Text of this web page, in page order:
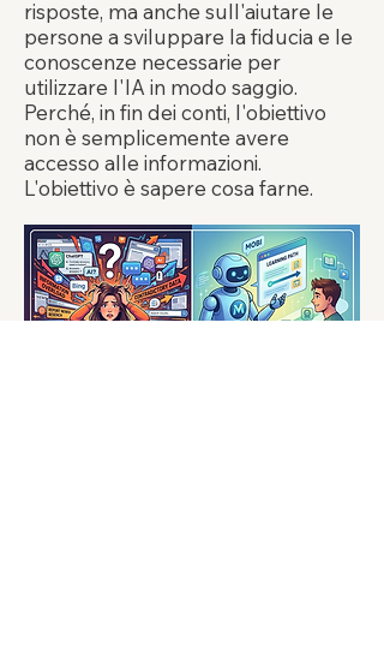
risposte, ma anche sull'aiutare le
persone a sviluppare la fiducia e le
conoscenze necessarie per
utilizzare l'IA in modo saggio.
Perché, in fin dei conti, l'obiettivo
non è semplicemente avere
accesso alle informazioni.
L'obiettivo è sapere cosa farne.